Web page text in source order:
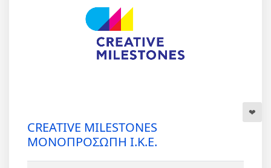
CREATIVE MILESTONES
ΜΟΝΟΠΡΟΣΩΠΗ Ι.Κ.Ε.